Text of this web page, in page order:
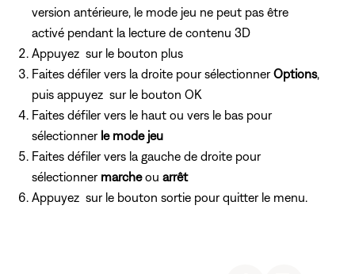
version antérieure, le mode jeu ne peut pas être
activé pendant la lecture de contenu 3D
Appuyez sur le bouton plus
Faites défiler vers la droite pour sélectionnerOptions,
puis appuyez sur le bouton OK
Faites défiler vers le haut ou vers le bas pour
sélectionner le mode jeu
Faites défiler vers la gauche de droite pour
sélectionner marcheou arrêt
Appuyez sur le bouton sortie pour quitter le menu.